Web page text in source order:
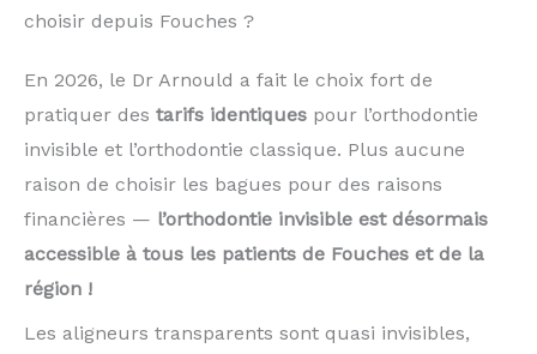
choisir depuis Fouches ?
En 2026, le Dr Arnould a fait le choix fort de
pratiquer des tarifs identiques pour l’orthodontie
invisible et l’orthodontie classique. Plus aucune
raison de choisir les bagues pour des raisons
financières — l’orthodontie invisible est désormais
accessible à tous les patients de Fouches et de la
région !
Les aligneurs transparents sont quasi invisibles,